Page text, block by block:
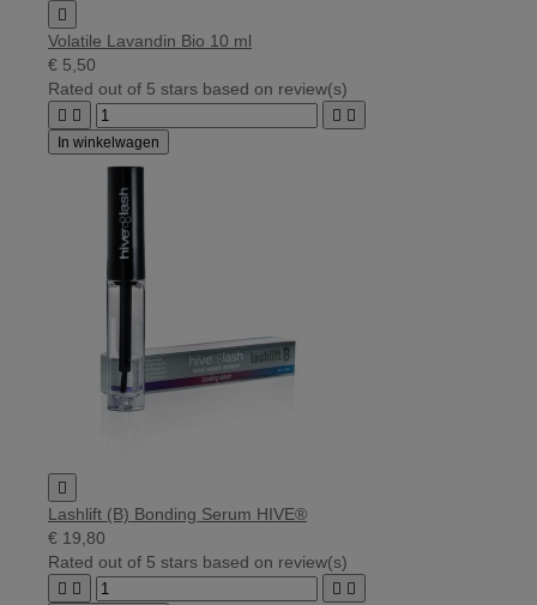

Volatile Lavandin Bio 10 ml
€ 5,50
Rated out of 5 stars based on review(s)
   
In winkelwagen

Lashlift (B) Bonding Serum HIVE®
€ 19,80
Rated out of 5 stars based on review(s)
   